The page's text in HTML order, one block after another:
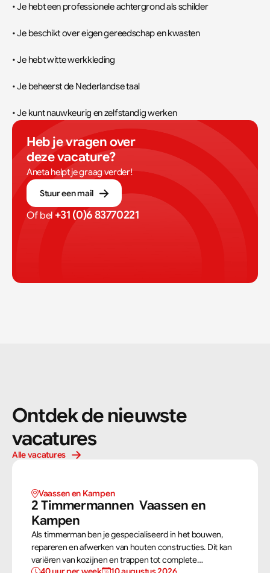
• Je hebt een professionele achtergrond als schilder
• Je beschikt over eigen gereedschap en kwasten
• Je hebt witte werkkleding
• Je beheerst de Nederlandse taal
• Je kunt nauwkeurig en zelfstandig werken
Heb je vragen over
deze vacature?
Aneta helpt je graag verder!
Stuur een mail
Of bel +31 (0)6 83770221
Ontdek de nieuwste
vacatures
Alle vacatures
Vaassen en Kampen
2 Timmermannen  Vaassen en
Kampen
Als timmerman ben je gespecialiseerd in het bouwen,
repareren en afwerken van houten constructies. Dit kan
variëren van kozijnen en trappen tot complete